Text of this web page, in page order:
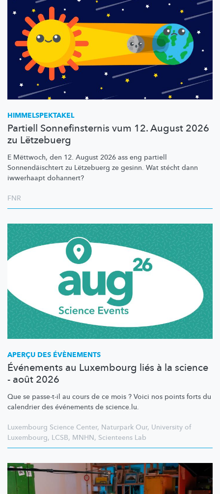
HIMMELSPEKTAKEL
Partiell Sonnefinsternis vum 12. August 2026
zu Lëtzebuerg
E Mëttwoch, den 12. August 2026 ass eng partiell
Sonnendäischtert zu Lëtzebuerg ze gesinn. Wat stécht dann
iwwerhaapt dohannert?
FNR
APERÇU DES ÉVÈNEMENTS
Événements au Luxembourg liés à la science
- août 2026
Que se passe-t-il au cours de ce mois ? Voici nos points forts du
calendrier des événements de science.lu.
Luxembourg Science Center, Naturpark Our, University of
Luxembourg, LCSB, MNHN, Scienteens Lab